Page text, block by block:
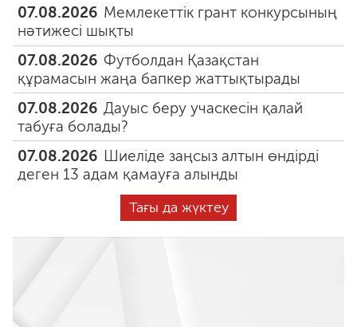
07.08.2026 Мемлекеттік грант конкурсының
нәтижесі шықты
07.08.2026 Футболдан Қазақстан
құрамасын жаңа бапкер жаттықтырады
07.08.2026 Дауыс беру учаскесін қалай
табуға болады?
07.08.2026 Шиеліде заңсыз алтын өндірді
деген 13 адам қамауға алынды
Тағы да жүктеу